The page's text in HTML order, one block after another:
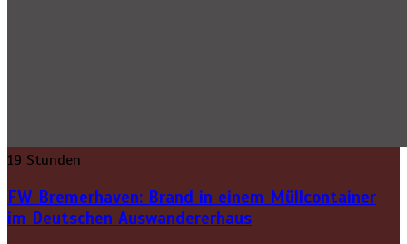
19 Stunden
FW Bremerhaven: Brand in einem Müllcontainer
im Deutschen Auswandererhaus